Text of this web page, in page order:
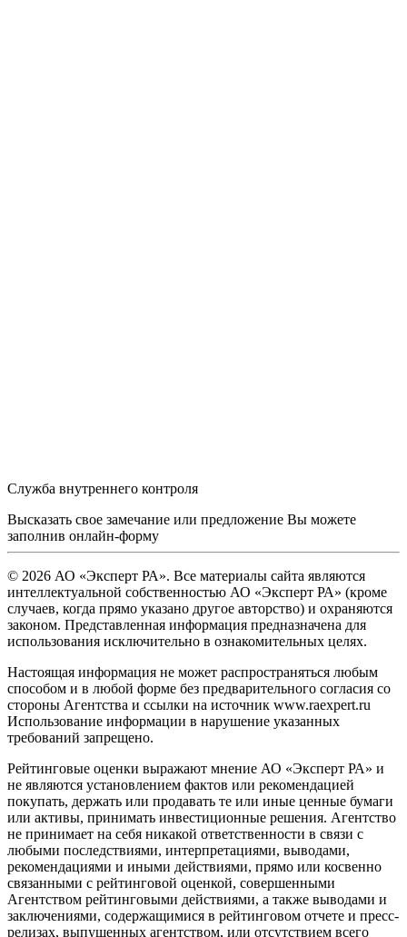
Служба внутреннего контроля
Высказать свое замечание или предложение Вы можете
заполнив онлайн-форму
© 2026 АО «Эксперт РА». Все материалы сайта являются
интеллектуальной собственностью АО «Эксперт РА» (кроме
случаев, когда прямо указано другое авторство) и охраняются
законом. Представленная информация предназначена для
использования исключительно в ознакомительных целях.
Настоящая информация не может распространяться любым
способом и в любой форме без предварительного согласия со
стороны Агентства и ссылки на источник www.raexpert.ru
Использование информации в нарушение указанных
требований запрещено.
Рейтинговые оценки выражают мнение АО «Эксперт РА» и
не являются установлением фактов или рекомендацией
покупать, держать или продавать те или иные ценные бумаги
или активы, принимать инвестиционные решения. Агентство
не принимает на себя никакой ответственности в связи с
любыми последствиями, интерпретациями, выводами,
рекомендациями и иными действиями, прямо или косвенно
связанными с рейтинговой оценкой, совершенными
Агентством рейтинговыми действиями, а также выводами и
заключениями, содержащимися в рейтинговом отчете и пресс-
релизах, выпущенных агентством, или отсутствием всего